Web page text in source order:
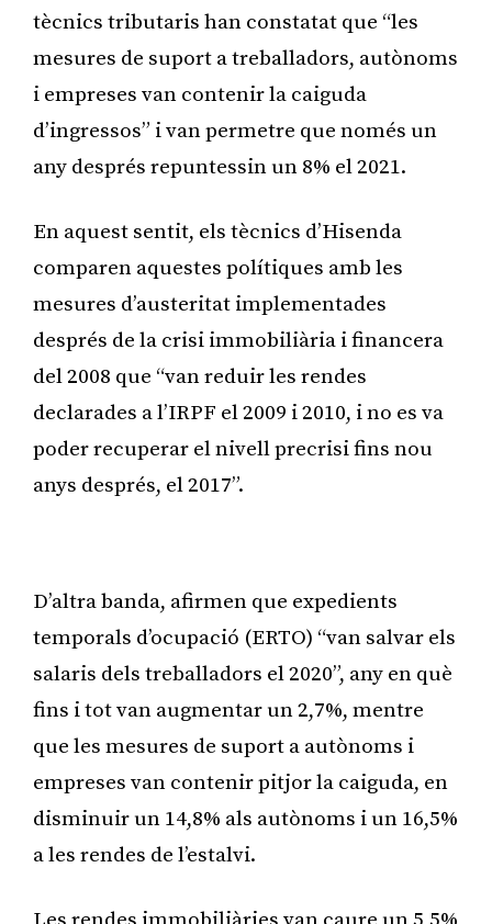
tècnics tributaris han constatat que “les
mesures de suport a treballadors, autònoms
i empreses van contenir la caiguda
d’ingressos” i van permetre que només un
any després repuntessin un 8% el 2021.
En aquest sentit, els tècnics d’Hisenda
comparen aquestes polítiques amb les
mesures d’austeritat implementades
després de la crisi immobiliària i financera
del 2008 que “van reduir les rendes
declarades a l’IRPF el 2009 i 2010, i no es va
poder recuperar el nivell precrisi fins nou
anys després, el 2017”.
D’altra banda, afirmen que expedients
temporals d’ocupació (ERTO) “van salvar els
salaris dels treballadors el 2020”, any en què
fins i tot van augmentar un 2,7%, mentre
que les mesures de suport a autònoms i
empreses van contenir pitjor la caiguda, en
disminuir un 14,8% als autònoms i un 16,5%
a les rendes de l’estalvi.